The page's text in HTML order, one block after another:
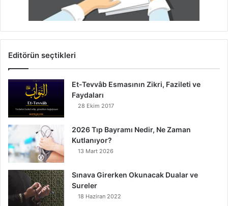
Editörün seçtikleri
Et-Tevvâb Esmasının Zikri, Fazileti ve
Faydaları
28 Ekim 2017
2026 Tıp Bayramı Nedir, Ne Zaman
Kutlanıyor?
13 Mart 2026
Sınava Girerken Okunacak Dualar ve
Sureler
18 Haziran 2022